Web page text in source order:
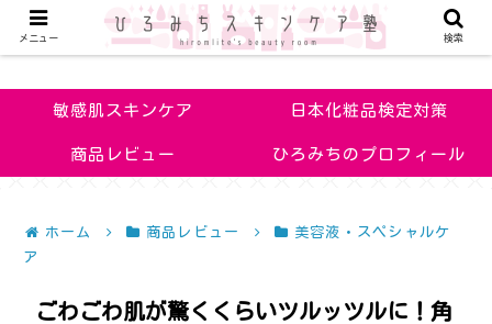
敏感肌スキンケア 日本化粧品検定対策
商品レビュー ひろみちのプロフィール
ホーム 商品レビュー
美容液・スペシャルケ
ア
ごわごわ肌が驚くくらいツルッツルに！角
メニュー 検索